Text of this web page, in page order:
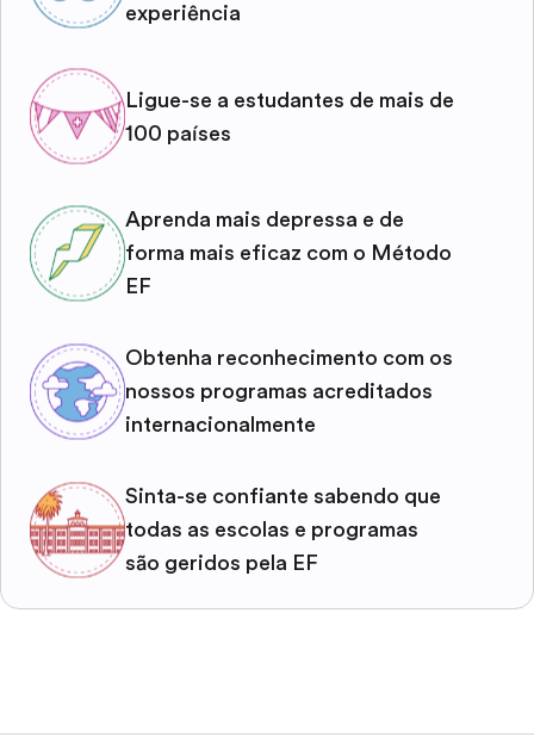
experiência
Ligue-se a estudantes de mais de
100 países
Aprenda mais depressa e de
forma mais eficaz com o Método
EF
Obtenha reconhecimento com os
nossos programas acreditados
internacionalmente
Sinta-se confiante sabendo que
todas as escolas e programas
são geridos pela EF